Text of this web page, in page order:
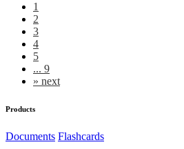
1
2
3
4
5
... 9
» next
Products
Documents Flashcards